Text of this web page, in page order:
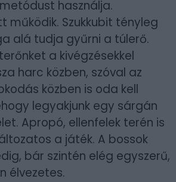
használja.
működik. Szukkubit tényleg
alá tudja gyűrni a túlerő.
a kivégzésekkel
harc közben, szóval az
közben is oda kell
legyakjunk egy sárgán
Apropó, ellenfelek terén is
a játék. A bossok
bár szintén elég egyszerű,
élvezetes.